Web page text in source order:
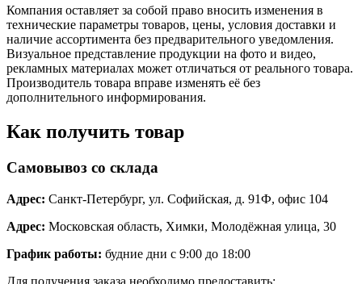
Компания оставляет за собой право вносить изменения в
технические параметры товаров, цены, условия доставки и
наличие ассортимента без предварительного уведомления.
Визуальное представление продукции на фото и видео,
рекламных материалах может отличаться от реального товара.
Производитель товара вправе изменять её без
дополнительного информирования.
Как получить товар
Самовывоз со склада
Адрес: Санкт-Петербург, ул. Софийская, д. 91Ф, офис 104
Адрес: Московская область, Химки, Молодёжная улица, 30
График работы: будние дни с 9:00 до 18:00
Для получения заказа необходимо предоставить: